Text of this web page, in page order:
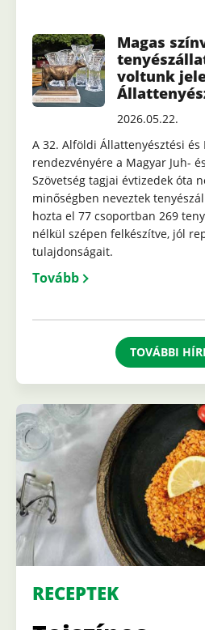
Magas
voltunk
2026.05.22.
A 32. Alföldi Állattenyésztési és
rendezvényére a Magyar Juh-
Szövetség tagjai évtizedek óta
minőségben neveztek
hozta el 77 csoportban 269
nélkül szépen felkészítve, jól
tulajdonságait.
Tovább
TOVÁBBI
RECEPTEK